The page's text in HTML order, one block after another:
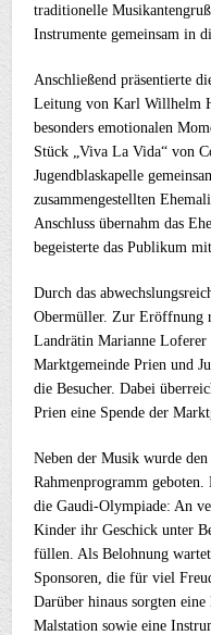
traditionelle
Instrumente gemeinsam in
Anschließend präsentierte
Leitung von Karl Willhelm
besonders emotionalen
Stück „Viva La Vida“ von
Jugendblaskapelle
zusammengestellten
Anschluss übernahm das
begeisterte das Publikum
Durch das
Obermüller. Zur Eröffnung
Landrätin Marianne
Marktgemeinde Prien und
die Besucher. Dabei
Prien eine Spende der
Neben der Musik wurde
Rahmenprogramm
die Gaudi-Olympiade: An
Kinder ihr Geschick unter
füllen. Als Belohnung
Sponsoren, die für viel
Darüber hinaus sorgten
Malstation sowie eine